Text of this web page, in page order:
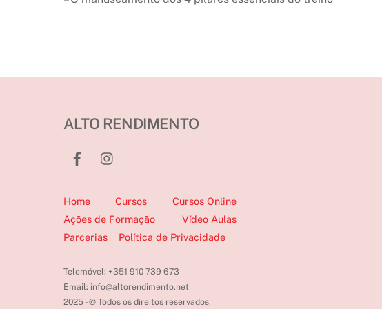
ALTO RENDIMENTO
Home Cursos
Cursos Online
Ações de Formação
Vídeo Aulas
Parcerias
Política de Privacidade
Telemóvel: +351 910 739 673
Email: info@altorendimento.net
2025 - © Todos os direitos reservados